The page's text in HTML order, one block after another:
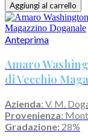
Aggiungi al carrello
Anteprima
Amaro
di Vecchio
Azienda: V. M.
Provenienza:
Gradazione: 28%